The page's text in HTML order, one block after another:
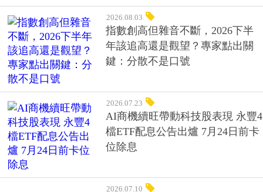
2026.08.03
指數創高但雜音不斷，2026下半
年該追高還是觀望？專家點出關
鍵：分散不是口號
AI商機續旺帶動科技股表現 永豐4
檔ETF配息公告出爐 7月24日前卡
位除息
2026.07.10
2.68億購地 深坑打造專屬數據中